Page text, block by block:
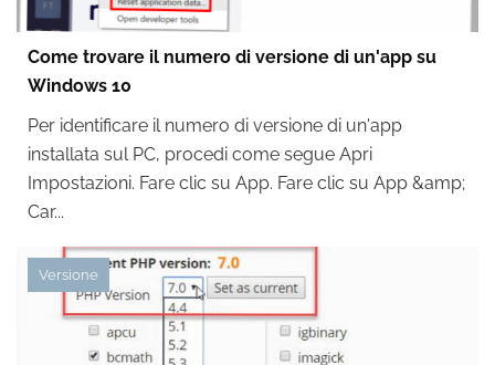
Come trovare il numero di versione di un'app su
Windows 10
Per identificare il numero di versione di un'app
installata sul PC, procedi come segue Apri
Impostazioni. Fare clic su App. Fare clic su App &amp;
Car...
Versione